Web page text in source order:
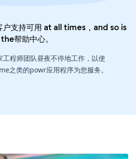
支持可用 at all times，and so is
the帮助中心。
工程师团队昼夜不停地工作，以使
之类的powr应用程序为您服务。